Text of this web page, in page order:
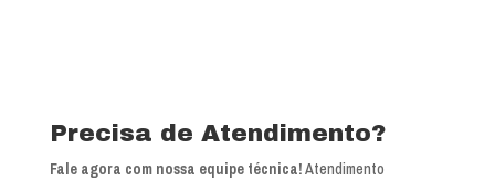
Precisa de Atendimento?
Fale agora com nossa equipe técnica!Atendimento